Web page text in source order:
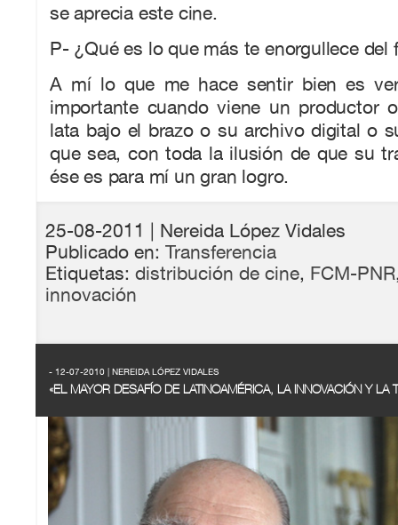
se aprecia este cine.
P- ¿Qué es lo que más te enorgullece del
A mí lo que me hace sentir bien es
importante cuando viene un productor
lata bajo el brazo o su archivo digital o
que sea, con toda la ilusión de que su
ése es para mí un gran logro.
25-08-2011 | Nereida López Vidales
Publicado en: Transferencia
Etiquetas: distribución de cine, FCM-PNR
innovación
- 12-07-2010 | NEREIDA LÓPEZ VIDALES
«EL MAYOR DESAFÍO DE LATINOAMÉRICA, LA INNOVACIÓN Y LA